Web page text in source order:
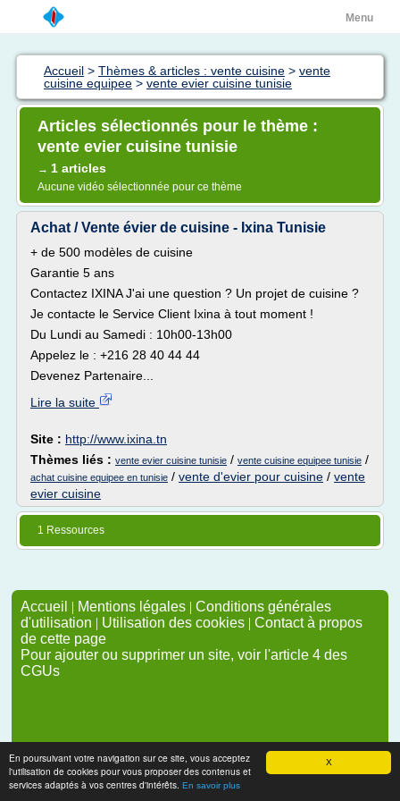
X
En poursuivant votre navigation sur ce site, vous acceptez
l'utilisation de cookies pour vous proposer des contenus et
services adaptés à vos centres d'intérêts. En savoir plus
Menu
Accueil > Thèmes & articles : vente cuisine > vente
cuisine equipee > vente evier cuisine tunisie
Articles sélectionnés pour le thème :
vente evier cuisine tunisie
→ 1 articles
Aucune vidéo sélectionnée pour ce thème
Achat / Vente évier de cuisine - Ixina Tunisie
+ de 500 modèles de cuisine
Garantie 5 ans
Contactez IXINA J'ai une question ? Un projet de cuisine ?
Je contacte le Service Client Ixina à tout moment !
Du Lundi au Samedi : 10h00-13h00
Appelez le : +216 28 40 44 44
Devenez Partenaire...
Lire la suite
Site : http://www.ixina.tn
Thèmes liés : vente evier cuisine tunisie / vente cuisine equipee tunisie /
achat cuisine equipee en tunisie / vente d'evier pour cuisine / vente
evier cuisine
1 Ressources
Accueil | Mentions légales | Conditions générales
d'utilisation | Utilisation des cookies | Contact à propos
de cette page
Pour ajouter ou supprimer un site, voir l'article 4 des
CGUs